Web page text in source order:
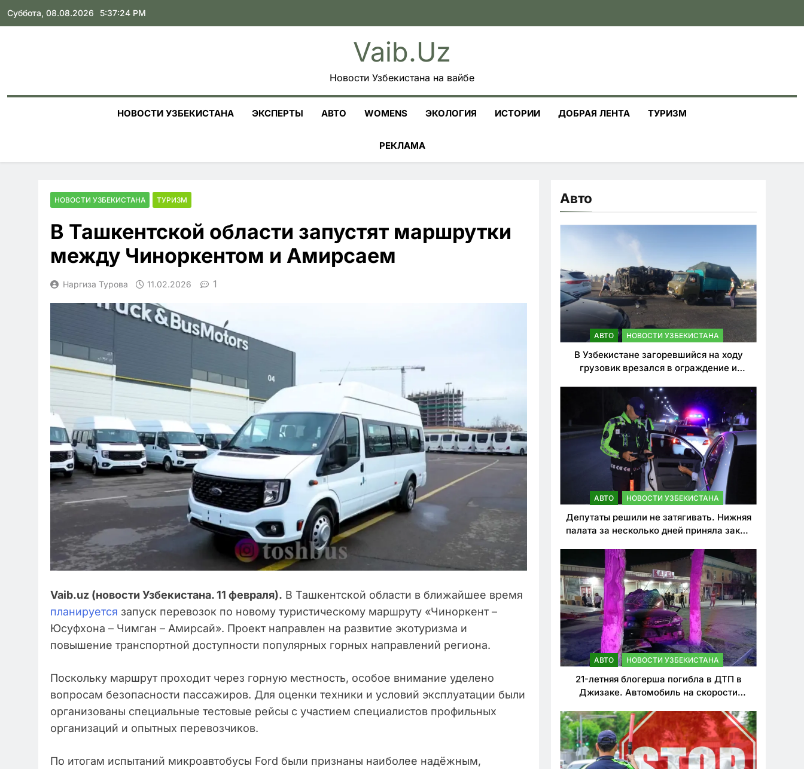
Skip
Суббота, 08.08.2026 5:37:25 PM
Vaib.uz
Новости Узбекистана на вайбе
НОВОСТИ УЗБЕКИСТАНА ЭКСПЕРТЫ АВТО WOMENS ЭКОЛОГИЯ ИСТОРИИ ДОБРАЯ ЛЕНТА ТУРИЗМ
РЕКЛАМА
НОВОСТИ УЗБЕКИСТАНА ТУРИЗМ
В Ташкентской области запустят маршрутки
между Чиноркентом и Амирсаем
Наргиза Турова 11.02.2026 1
Vaib.uz (новости Узбекистана. 11 февраля). В Ташкентской области в ближайшее время
планируется запуск перевозок по новому туристическому маршруту «Чиноркент –
Юсуфхона – Чимган – Амирсай». Проект направлен на развитие экотуризма и
повышение транспортной доступности популярных горных направлений региона.
Поскольку маршрут проходит через горную местность, особое внимание уделено
вопросам безопасности пассажиров. Для оценки техники и условий эксплуатации были
организованы специальные тестовые рейсы с участием специалистов профильных
организаций и опытных перевозчиков.
По итогам испытаний микроавтобусы Ford были признаны наиболее надёжным,
Авто
АВТО НОВОСТИ УЗБЕКИСТАНА
В Узбекистане загоревшийся на ходу
грузовик врезался в ограждение и
АВТО НОВОСТИ УЗБЕКИСТАНА
Депутаты решили не затягивать. Нижняя
палата за несколько дней приняла закон
нарушителей ПДД
АВТО НОВОСТИ УЗБЕКИСТАНА
21-летняя блогерша погибла в ДТП в
Джизаке. Автомобиль на скорости